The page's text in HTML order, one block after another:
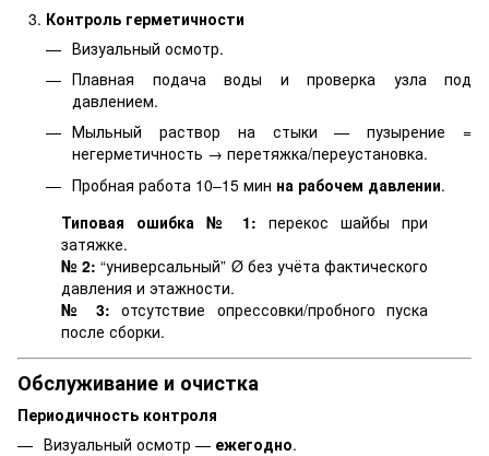
Контроль герметичности
Визуальный осмотр.
Плавная подача воды и проверка узла под
давлением.
Мыльный раствор на стыки — пузырение =
негерметичность → перетяжка/переустановка.
Пробная работа 10–15 мин на рабочем давлении.
Типовая ошибка № 1: перекос шайбы при
затяжке.
№ 2: “универсальный” Ø без учёта фактического
давления и этажности.
№ 3: отсутствие опрессовки/пробного пуска
после сборки.
Обслуживание и очистка
Периодичность контроля
Визуальный осмотр — ежегодно.